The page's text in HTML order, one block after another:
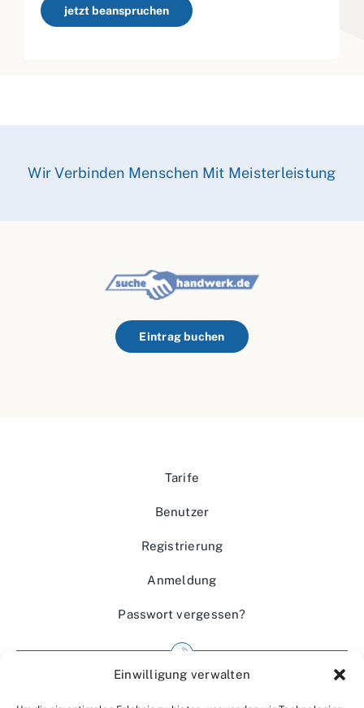
Einwilligung verwalten
jetzt beanspruchen
Wir Verbinden Menschen Mit Meisterleistung
Eintrag buchen
Tarife
Benutzer
Registrierung
Anmeldung
Passwort vergessen?